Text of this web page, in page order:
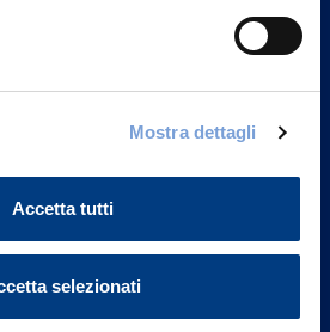
Mostra dettagli
Accetta tutti
selezionati